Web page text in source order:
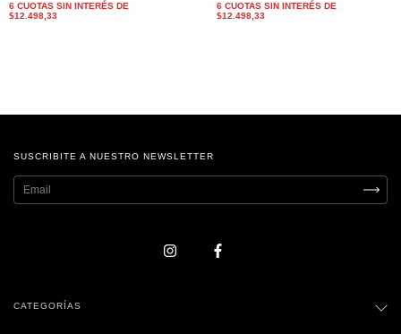
6 CUOTAS SIN INTERÉS DE
$12.498,33
6 CUOTAS SIN INTERÉS DE
$12.498,33
SUSCRIBITE A NUESTRO NEWSLETTER
CATEGORÍAS